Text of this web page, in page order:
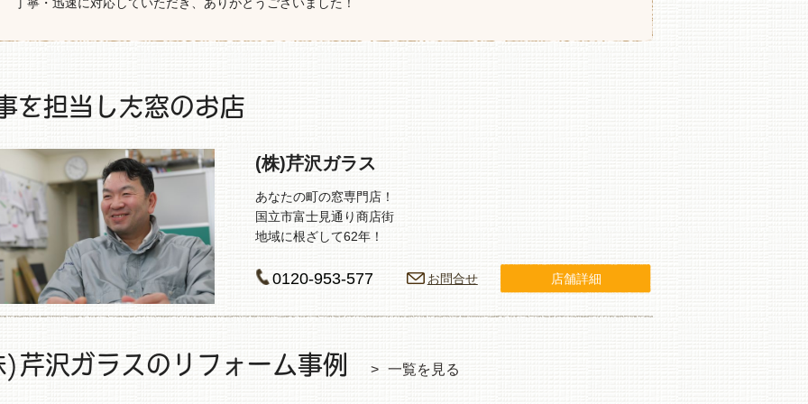
を担当した窓のお店
(株)芹沢ガラス
あなたの町の窓専門店！
国立市富士見通り商店街
地域に根ざして62年！
0120-953-577 お問合せ 店舗詳細
芹沢ガラスのリフォーム事例 一覧を見る